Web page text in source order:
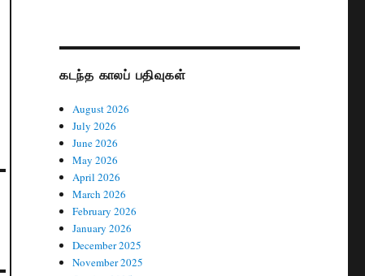
கடந்த காலப் பதிவுகள்
August 2026
July 2026
June 2026
May 2026
April 2026
March 2026
February 2026
January 2026
December 2025
November 2025